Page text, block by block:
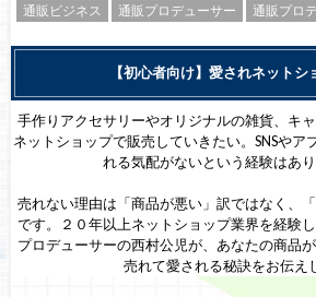
通販ビジネス
通販プロデューサー 通販プロ
【初心者向け】愛されネットシ
手作りアクセサリーやオリジナルの雑貨、キ
ネットショップで販売していきたい。SNSやア
れる気配がないという経験はあ
売れない理由は「商品が悪い」訳ではなく、
です。２０年以上ネットショップ業界を経験
プロデューサーの西村公児が、あなたの商品
売れて愛される秘訣をお伝え